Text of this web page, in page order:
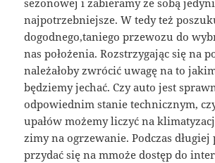
sezonowej i zabieramy ze sobą
najpotrzebniejsze. W tedy też
dogodnego,taniego przewozu do
nas położenia. Rozstrzygając się na
należałoby zwrócić uwagę na to
będziemy jechać. Czy auto jest
odpowiednim stanie technicznym,
upałów możemy liczyć na
zimy na ogrzewanie. Podczas długiej
przydać się na mmoże dostęp do